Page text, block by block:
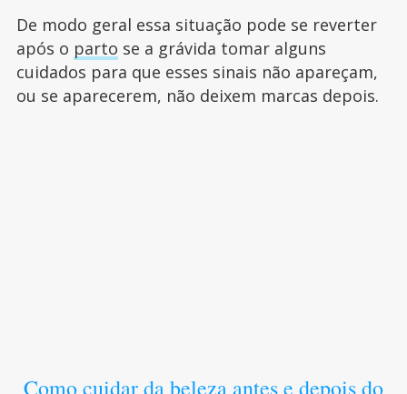
De modo geral essa situação pode se reverter
após o parto se a grávida tomar alguns
cuidados para que esses sinais não apareçam,
ou se aparecerem, não deixem marcas depois.
Como cuidar da beleza antes e depois do